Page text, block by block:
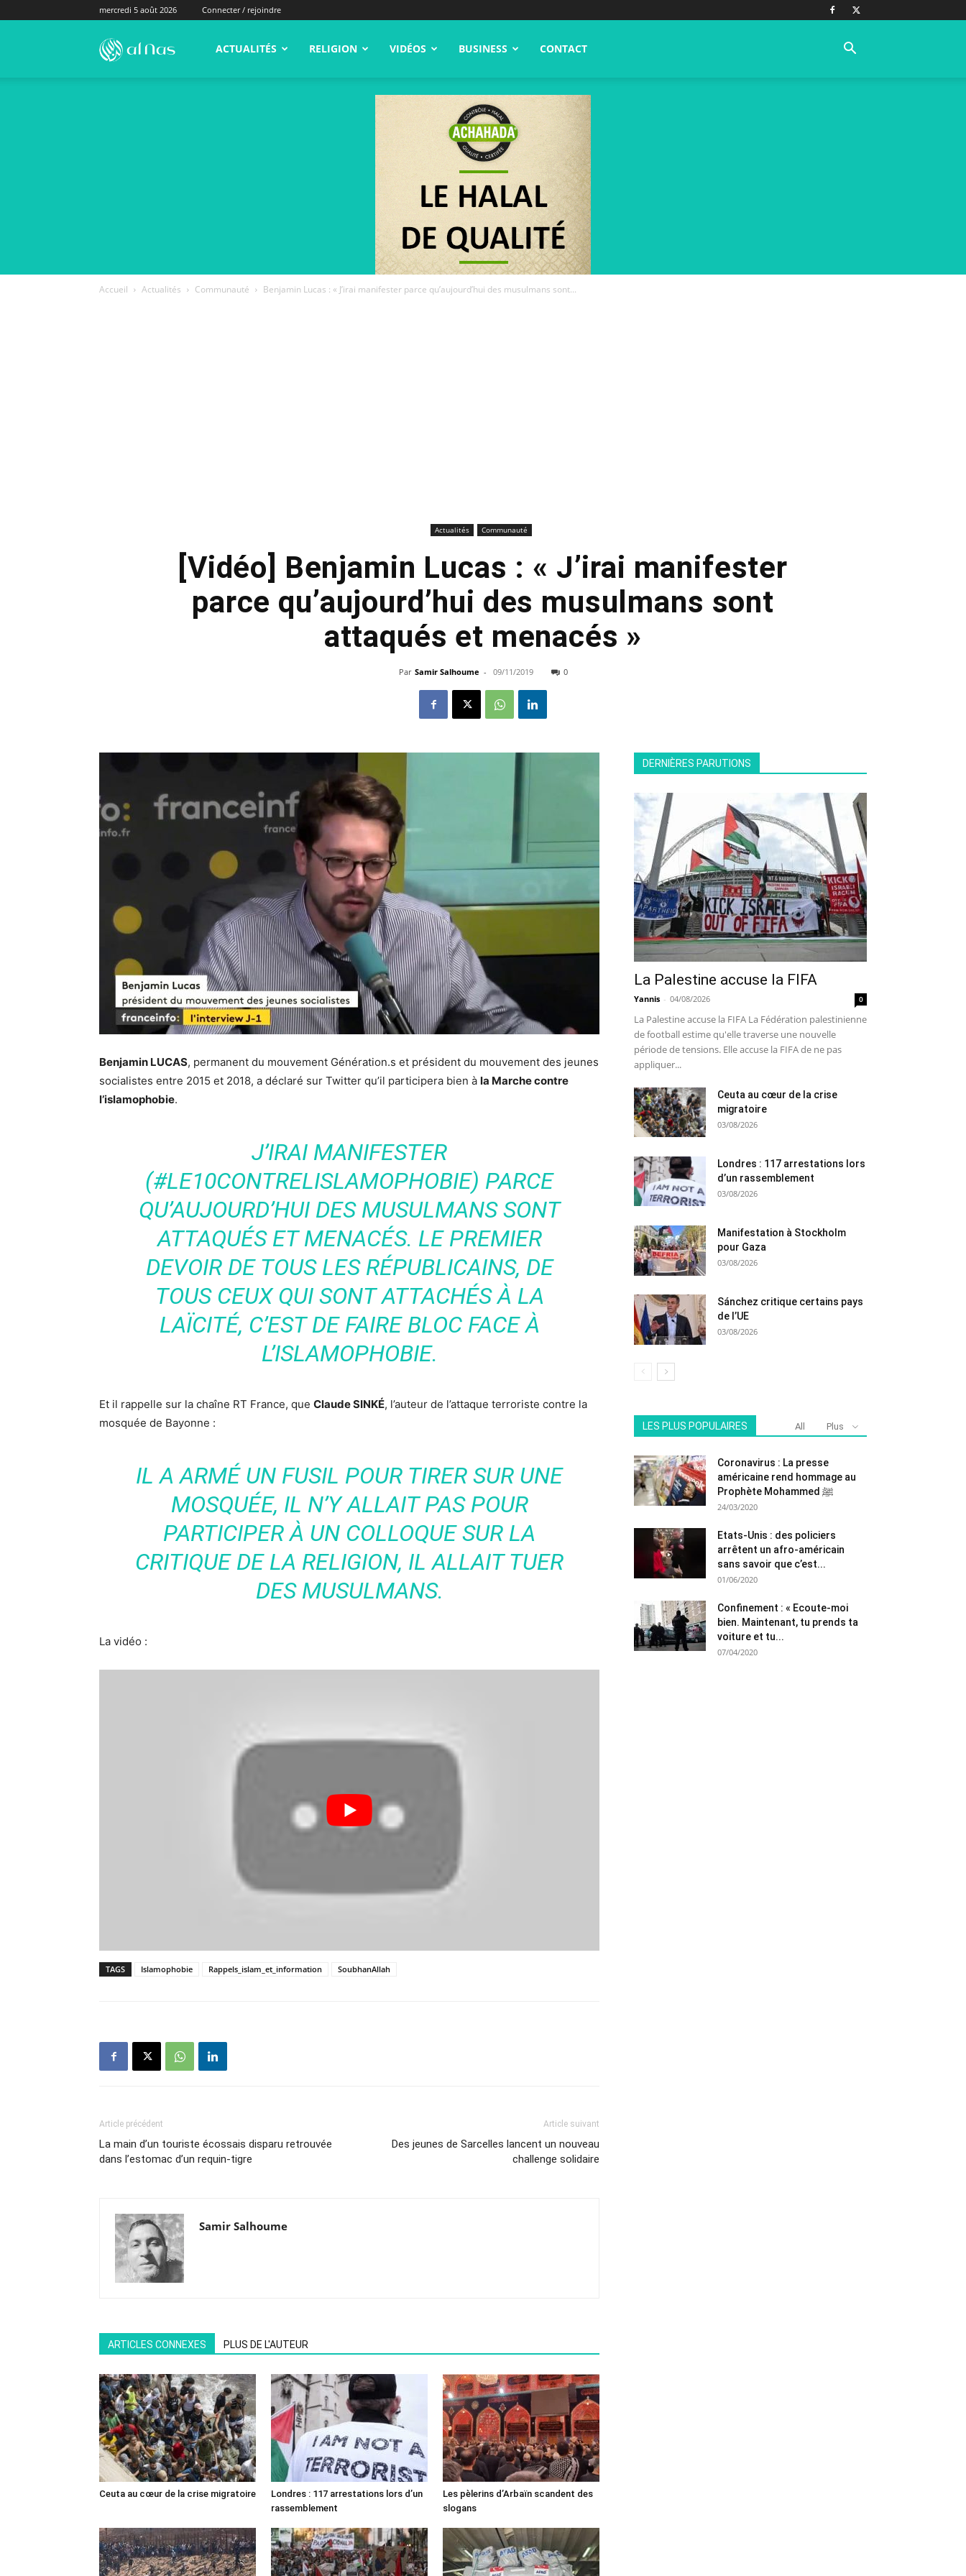
mercredi 5 août 2026 Connecter / rejoindre
alNas.fr ACTUALITÉS RELIGION VIDÉOS BUSINESS CONTACT
Accueil Actualités Communauté Benjamin Lucas : « J’irai manifester parce qu’aujourd’hui des musulmans sont...
Actualités Communauté
[Vidéo] Benjamin Lucas : « J’irai manifester
parce qu’aujourd’hui des musulmans sont
attaqués et menacés »
Par Samir Salhoume - 09/11/2019 0
Benjamin LUCAS, permanent du mouvement Génération.s et président du mouvement des jeunes
socialistes entre 2015 et 2018, a déclaré sur Twitter qu’il participera bien à la Marche contre
l’islamophobie.
J’IRAI MANIFESTER
(#LE10CONTRELISLAMOPHOBIE) PARCE
QU’AUJOURD’HUI DES MUSULMANS SONT
ATTAQUÉS ET MENACÉS. LE PREMIER
DEVOIR DE TOUS LES RÉPUBLICAINS, DE
TOUS CEUX QUI SONT ATTACHÉS À LA
LAÏCITÉ, C’EST DE FAIRE BLOC FACE À
L’ISLAMOPHOBIE.
Et il rappelle sur la chaîne RT France, que Claude SINKÉ, l’auteur de l’attaque terroriste contre la
mosquée de Bayonne :
IL A ARMÉ UN FUSIL POUR TIRER SUR UNE
MOSQUÉE, IL N’Y ALLAIT PAS POUR
PARTICIPER À UN COLLOQUE SUR LA
CRITIQUE DE LA RELIGION, IL ALLAIT TUER
DES MUSULMANS.
La vidéo :
TAGS Islamophobie Rappels_islam_et_information SoubhanAllah
Article précédent
La main d’un touriste écossais disparu retrouvée
dans l’estomac d’un requin-tigre
Article suivant
Des jeunes de Sarcelles lancent un nouveau
challenge solidaire
Samir Salhoume
ARTICLES CONNEXES PLUS DE L'AUTEUR
Ceuta au cœur de la crise migratoire
Londres : 117 arrestations lors d’un
rassemblement
Les pèlerins d’Arbaïn scandent des
slogans
DERNIÈRES PARUTIONS
La Palestine accuse la FIFA
Yannis - 04/08/2026 0
La Palestine accuse la FIFA La Fédération palestinienne
de football estime qu'elle traverse une nouvelle
période de tensions. Elle accuse la FIFA de ne pas
appliquer...
Ceuta au cœur de la crise
migratoire
03/08/2026
Londres : 117 arrestations lors
d’un rassemblement
03/08/2026
Manifestation à Stockholm
pour Gaza
03/08/2026
Sánchez critique certains pays
de l’UE
03/08/2026
LES PLUS POPULAIRES All Plus
Coronavirus : La presse
américaine rend hommage au
Prophète Mohammed ﷺ
24/03/2020
Etats-Unis : des policiers
arrêtent un afro-américain
sans savoir que c’est...
01/06/2020
Confinement : « Ecoute-moi
bien. Maintenant, tu prends ta
voiture et tu...
07/04/2020